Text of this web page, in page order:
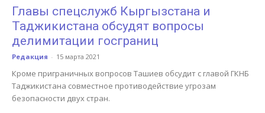
Главы спецслужб Кыргызстана и
Таджикистана обсудят вопросы
делимитации госграниц
Редакция - 15 марта 2021
Кроме приграничных вопросов Ташиев обсудит с главой ГКНБ
Таджикистана совместное противодействие угрозам
безопасности двух стран.